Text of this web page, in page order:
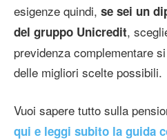
esigenze quindi, se sei un
del gruppo Unicredit,
previdenza complementare
delle migliori scelte possibili.
Vuoi sapere tutto sulla
qui e leggi subito la guida